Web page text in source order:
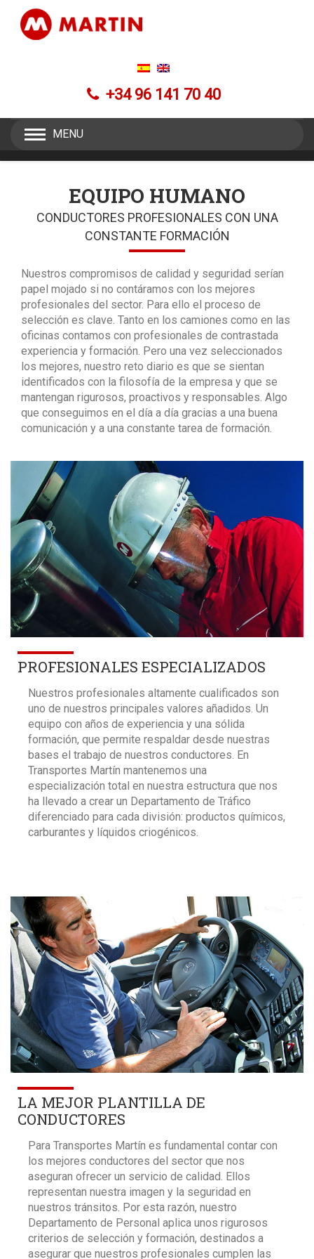
+34 96 141 70 40
MENU
EQUIPO HUMANO
CONDUCTORES PROFESIONALES CON UNA
CONSTANTE FORMACIÓN
Nuestros compromisos de calidad y seguridad serían
papel mojado si no contáramos con los mejores
profesionales del sector. Para ello el proceso de
selección es clave. Tanto en los camiones como en las
oficinas contamos con profesionales de contrastada
experiencia y formación. Pero una vez seleccionados
los mejores, nuestro reto diario es que se sientan
identificados con la filosofía de la empresa y que se
mantengan rigurosos, proactivos y responsables. Algo
que conseguimos en el día a día gracias a una buena
comunicación y a una constante tarea de formación.
PROFESIONALES ESPECIALIZADOS
Nuestros profesionales altamente cualificados son
uno de nuestros principales valores añadidos. Un
equipo con años de experiencia y una sólida
formación, que permite respaldar desde nuestras
bases el trabajo de nuestros conductores. En
Transportes Martín mantenemos una
especialización total en nuestra estructura que nos
ha llevado a crear un Departamento de Tráfico
diferenciado para cada división: productos químicos,
carburantes y líquidos criogénicos.
LA MEJOR PLANTILLA DE
CONDUCTORES
Para Transportes Martín es fundamental contar con
los mejores conductores del sector que nos
aseguran ofrecer un servicio de calidad. Ellos
representan nuestra imagen y la seguridad en
nuestros tránsitos. Por esta razón, nuestro
Departamento de Personal aplica unos rigurosos
criterios de selección y formación, destinados a
asegurar que nuestros profesionales cumplen las